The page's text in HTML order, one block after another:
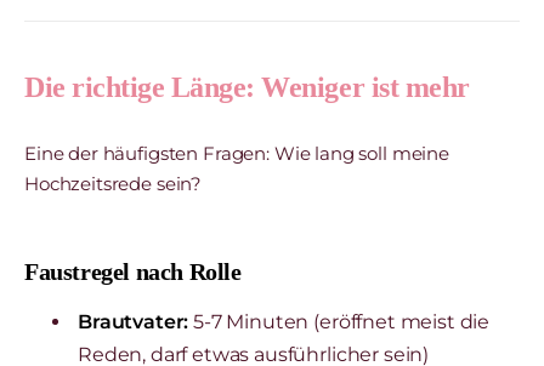
Die richtige Länge: Weniger ist mehr
Eine der häufigsten Fragen: Wie lang soll meine
Hochzeitsrede sein?
Faustregel nach Rolle
Brautvater: 5-7 Minuten (eröffnet meist die
Reden, darf etwas ausführlicher sein)